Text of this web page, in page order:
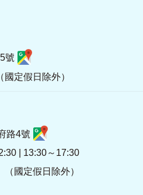
號
定假日除外）
路4號
| 13:30～17:30
（國定假日除外）